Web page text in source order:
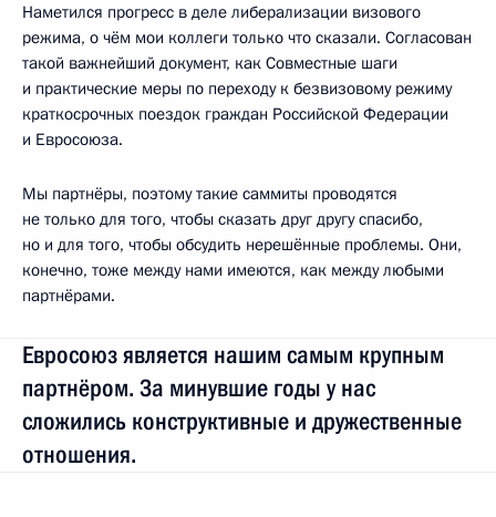
Наметился прогресс в деле либерализации визового
режима, о чём мои коллеги только что сказали. Согласован
такой важнейший документ, как Совместные шаги
и практические меры по переходу к безвизовому режиму
краткосрочных поездок граждан Российской Федерации
и Евросоюза.
Мы партнёры, поэтому такие саммиты проводятся
не только для того, чтобы сказать друг другу спасибо,
но и для того, чтобы обсудить нерешённые проблемы. Они,
конечно, тоже между нами имеются, как между любыми
партнёрами.
Евросоюз является нашим самым крупным
партнёром. За минувшие годы у нас
сложились конструктивные и дружественные
отношения.